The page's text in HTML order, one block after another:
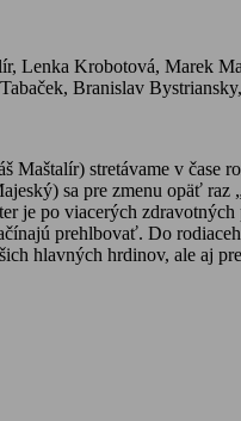
Lenka Krobotová, Marek
Branislav
Maštalír) stretávame v
sa pre zmenu opäť raz
je po viacerých
prehlbovať. Do
hlavných hrdinov, ale aj